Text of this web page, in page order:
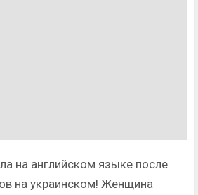
на английском языке после
на украинском! Женщина